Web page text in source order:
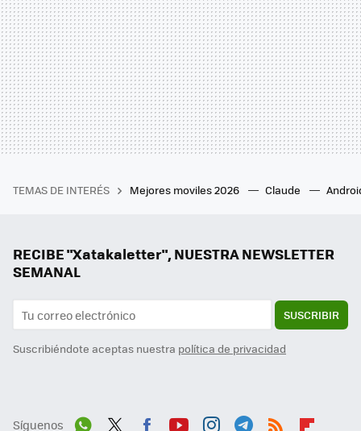
TEMAS DE INTERÉS Mejores moviles 2026 Claude
RECIBE "Xatakaletter", NUESTRA NEWSLETTER
SEMANAL
SUSCRIBIR
Suscribiéndote aceptas nuestra política de privacidad
Síguenos